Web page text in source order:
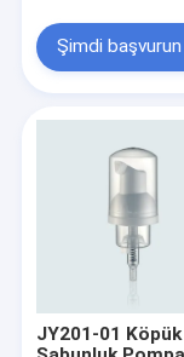
Şimdi başvurun
JY201-01 Köpük